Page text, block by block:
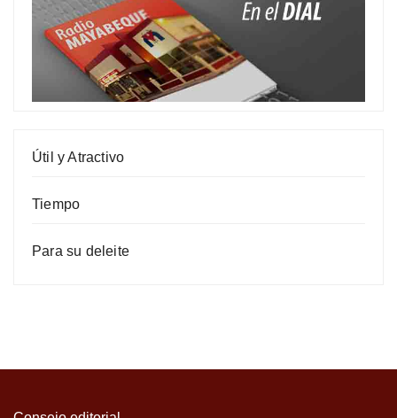
Útil y Atractivo
Tiempo
Para su deleite